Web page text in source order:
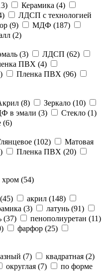
) Керамика (4)
)
ЛДСП с технологией
(9) МДФ (187)
(2)
(3) ЛДСП (62)
ПВХ (4)
) Пленка ПВХ (96)
(8) Зеркало (10)
в эмали (3) Стекло (1)
(6)
(102)
Матовая
) Пленка ПВХ (20)
хром (54)
45) акрил (148)
(3) латунь (91)
(37) пенополиуретан (11)
) фарфор (25)
(7) квадратная (2)
округлая (7)
по форме